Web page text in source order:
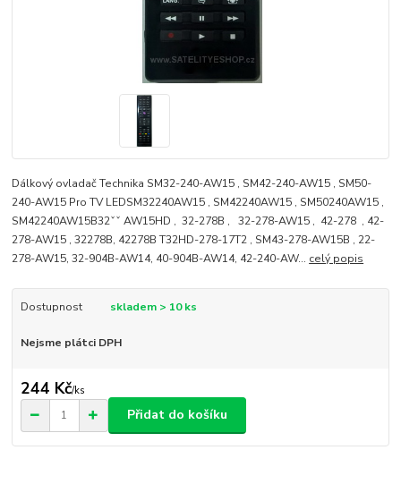
Dálkový ovladač Technika SM32-240-AW15 , SM42-240-AW15 , SM50-
240-AW15 Pro TV LEDSM32240AW15 , SM42240AW15 , SM50240AW15 ,
SM42240AW15B32ˇˇ AW15HD , 32-278B , 32-278-AW15 , 42-278 , 42-
278-AW15 , 32278B, 42278B T32HD-278-17T2 , SM43-278-AW15B , 22-
278-AW15, 32-904B-AW14, 40-904B-AW14, 42-240-AW... celý popis
Dostupnost skladem > 10 ks
Nejsme plátci DPH
244 Kč/ks
Přidat do košíku